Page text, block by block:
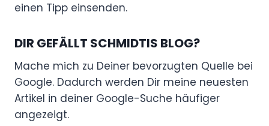
einen Tipp einsenden.
DIR GEFÄLLT SCHMIDTIS BLOG?
Mache mich zu Deiner bevorzugten Quelle bei
Google. Dadurch werden Dir meine neuesten
Artikel in deiner Google-Suche häufiger
angezeigt.